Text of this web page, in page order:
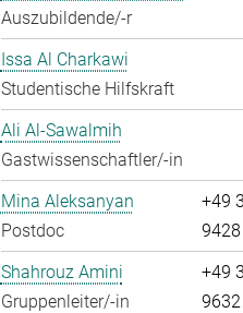
Auszubildende/-r
Issa Al Charkawi
Studentische Hilfskraft
Ali Al-Sawalmih
Gastwissenschaftler/-in
Mina Aleksanyan
Postdoc
+49
9428
Shahrouz Amini
Gruppenleiter/-in
+49
9632